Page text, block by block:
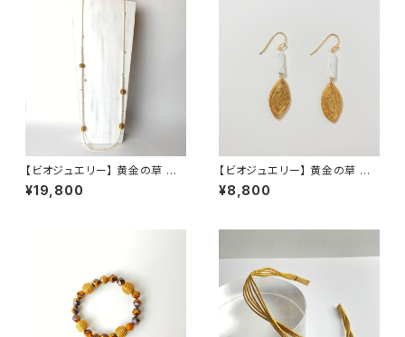
【ビオジュエリー】 黄金の草 カッ
ピンドウラード クリームローズ
スワロフスキーパール & チェー
¥19,800
【ビオジュエリー】 黄金の草 カッ
ピンドウラード ピアス イヤリン
グ リーフ ハウライト
¥8,800